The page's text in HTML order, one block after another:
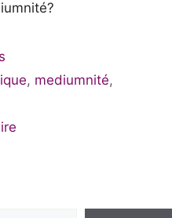
, mediumnité,